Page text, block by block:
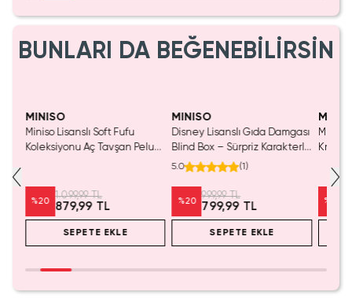
BUNLARI DA BEĞENEBİLİRSİN
MINISO
Miniso Lisanslı Soft Fufu
Koleksiyonu Aç Tavşan Peluş
%20
1.099,99 TL
879,99 TL
SEPETE EKLE
MINISO
Disney Lisanslı Gıda Damgası
Blind Box – Sürpriz Karakterli
Eğlenceli Sunum
5.0 (1)
%20
999,99 TL
799,99 TL
SEPETE EKLE
Miniso
Kristal
%